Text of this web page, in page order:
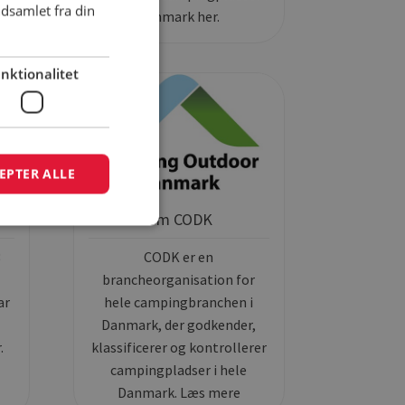
Danmark her.
Om CODK
CODK er en
brancheorganisation for
hele campingbranchen i
Danmark, der godkender,
klassificerer og kontrollerer
campingpladser i hele
Danmark. Læs mere
fra din
ALLE